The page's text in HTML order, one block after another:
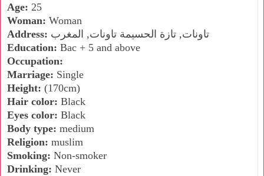
Age: 25
Woman: Woman
Address: تاونات, تازة الحسيمة تاونات, المغرب
Education: Bac + 5 and above
Occupation:
Marriage: Single
Height: (170cm)
Hair color: Black
Eyes color: Black
Body type: medium
Religion: muslim
Smoking: Non-smoker
Drinking: Never